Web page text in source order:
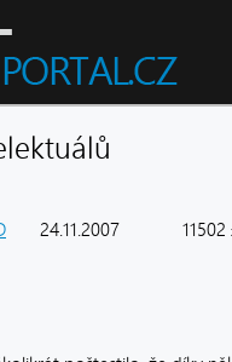
24.11.2007 11502